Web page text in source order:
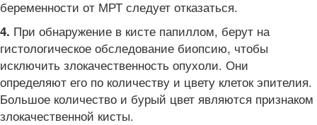
беременности от МРТ следует отказаться.
4. При обнаружение в кисте папиллом, берут на
гистологическое обследование биопсию, чтобы
исключить злокачественность опухоли. Они
определяют его по количеству и цвету клеток эпителия.
Большое количество и бурый цвет являются признаком
злокачественной кисты.